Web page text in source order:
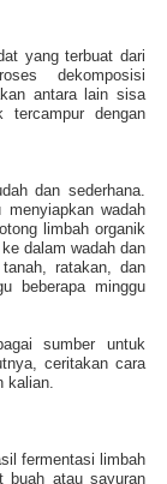
yang terbuat dari
dekomposisi
antara lain sisa
dengan
dan sederhana.
menyiapkan wadah
limbah organik
dalam wadah dan
ratakan, dan
beberapa minggu
sumber untuk
ceritakan cara
kalian.
fermentasi limbah
buah atau sayuran